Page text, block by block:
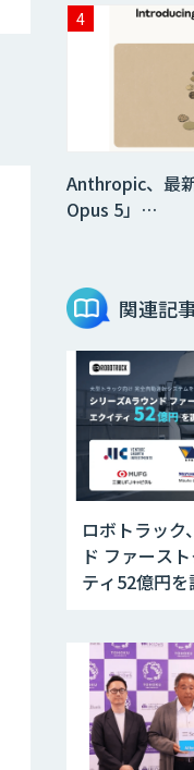
Anthropic、最
Opus 5」…
関連記
ロボトラック
ド ファース
ティ52億円